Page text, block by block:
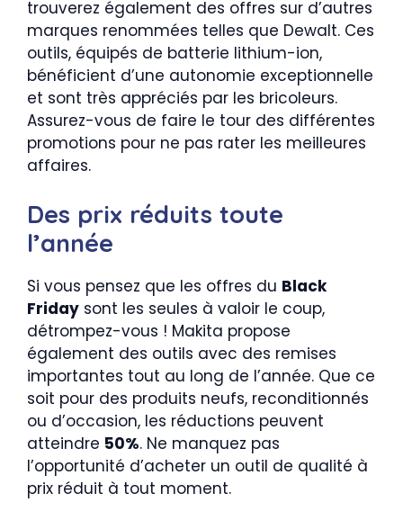
trouverez également des offres sur d’autres
marques renommées telles que Dewalt. Ces
outils, équipés de batterie lithium-ion,
bénéficient d’une autonomie exceptionnelle
et sont très appréciés par les bricoleurs.
Assurez-vous de faire le tour des différentes
promotions pour ne pas rater les meilleures
affaires.
Des prix réduits toute
l’année
Si vous pensez que les offres du Black
Friday sont les seules à valoir le coup,
détrompez-vous ! Makita propose
également des outils avec des remises
importantes tout au long de l’année. Que ce
soit pour des produits neufs, reconditionnés
ou d’occasion, les réductions peuvent
atteindre 50%. Ne manquez pas
l’opportunité d’acheter un outil de qualité à
prix réduit à tout moment.